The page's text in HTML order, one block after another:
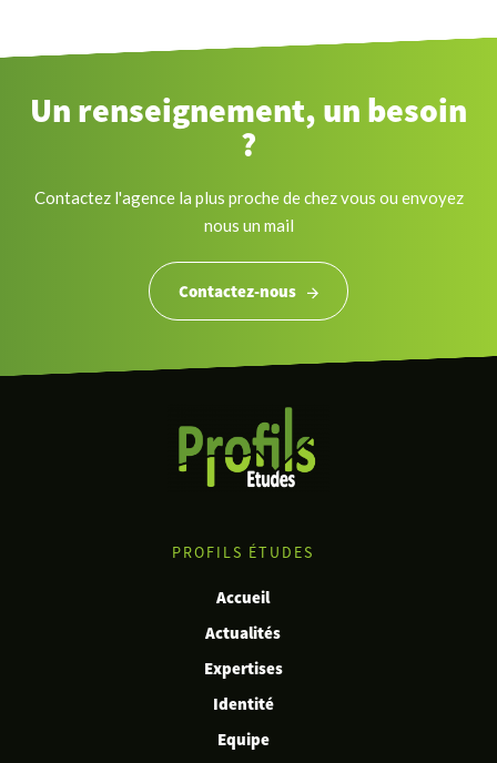
Un renseignement, un besoin
?
Contactez l'agence la plus proche de chez vous ou envoyez
nous un mail
Contactez-nous
PROFILS ÉTUDES
Accueil
Actualités
Expertises
Identité
Equipe